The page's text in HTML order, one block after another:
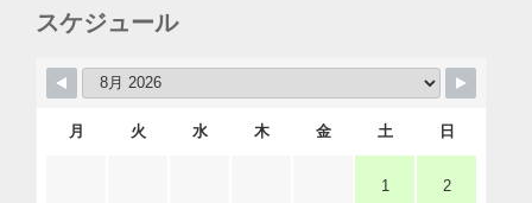
スケジュール
月 火 水 木 金 土 日
1 2